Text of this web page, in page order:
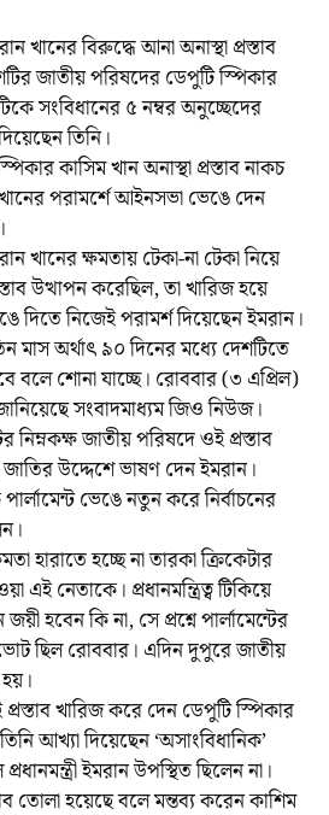
খানের বিরুদ্ধে আনা অনাস্থা প্রস্তাব
জাতীয় পরিষদের ডেপুটি স্পিকার
সংবিধানের ৫ নম্বর অনুচ্ছেদের
তিনি।
কাসিম খান অনাস্থা প্রস্তাব নাকচ
পরামর্শে আইনসভা ভেঙে দেন
খানের ক্ষমতায় টেকা-না টেকা নিয়ে
উত্থাপন করেছিল, তা খারিজ হয়ে
দিতে নিজেই পরামর্শ দিয়েছেন ইমরান।
মাস অর্থাৎ ৯০ দিনের মধ্যে দেশটিতে
বলে শোনা যাচ্ছে। রোববার (৩ এপ্রিল)
সংবাদমাধ্যম জিও নিউজ।
নিম্নকক্ষ জাতীয় পরিষদে ওই প্রস্তাব
উদ্দেশে ভাষণ দেন ইমরান।
ভেঙে নতুন করে নির্বাচনের
হারাতে হচ্ছে না তারকা ক্রিকেটার
এই নেতাকে। প্রধানমন্ত্রিত্ব টিকিয়ে
হবেন কি না, সে প্রশ্নে পার্লামেন্টের
ছিল রোববার। এদিন দুপুরে জাতীয়
খারিজ করে দেন ডেপুটি স্পিকার
আখ্যা দিয়েছেন ‘অসাংবিধানিক’
ইমরান উপস্থিত ছিলেন না।
তোলা হয়েছে বলে মন্তব্য করেন কাশিম